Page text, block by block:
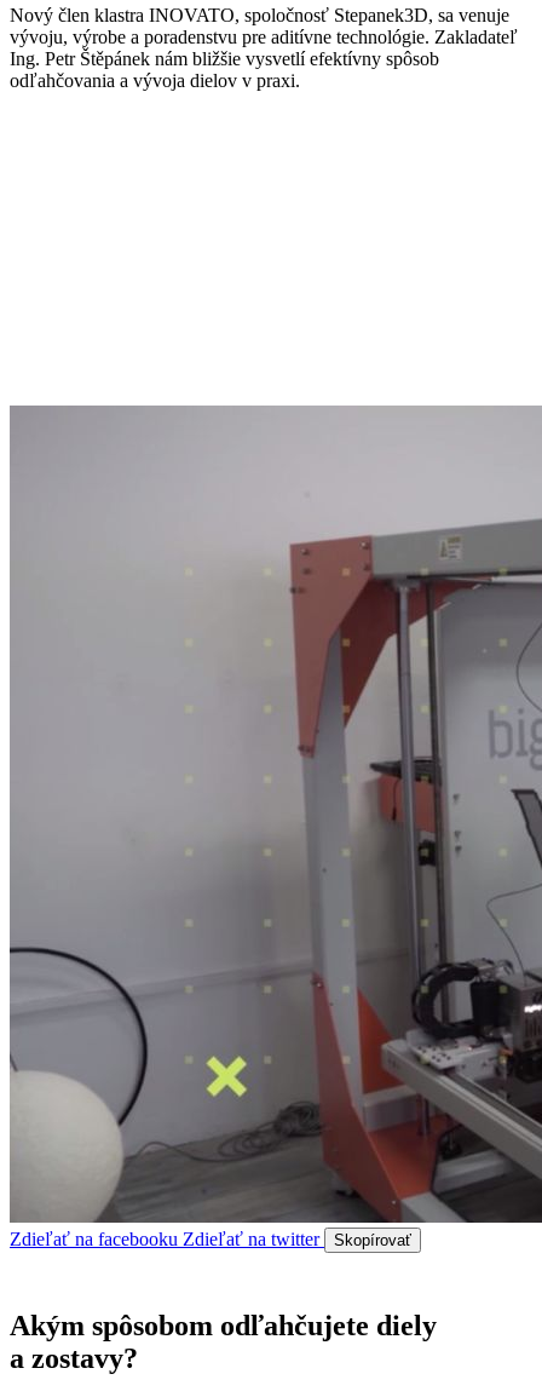
Nový člen klastra INOVATO, spoločnosť Stepanek3D, sa venuje
vývoju, výrobe a poradenstvu pre aditívne technológie. Zakladateľ
Ing. Petr Štěpánek nám bližšie vysvetlí efektívny spôsob
odľahčovania a vývoja dielov v praxi.
Zdieľať na facebooku Zdieľať na twitter Skopírovať
Akým spôsobom odľahčujete diely
a zostavy?